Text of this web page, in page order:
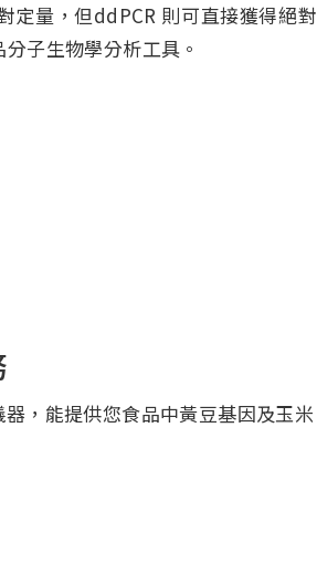
定量，但ddPCR 則可直接獲得絕對
子生物學分析工具。
，能提供您食品中黃豆基因及玉米